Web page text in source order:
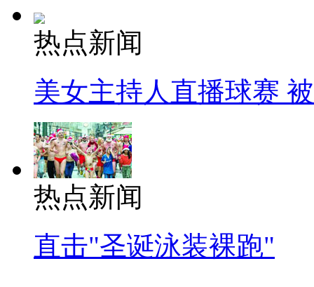
热点新闻
美女主持人直播球赛
热点新闻
直击"圣诞泳装裸跑"